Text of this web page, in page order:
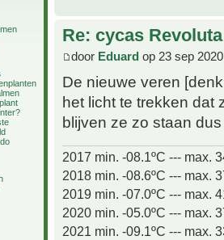
Re: cycas Revoluta
door Eduard op 23 sep
De nieuwe veren
het licht te trekken dat
blijven ze zo staan
2017 min. -08.1ºC --- max.
2018 min. -08.6ºC --- max.
2019 min. -07.0ºC --- max.
2020 min. -05.0ºC --- max.
2021 min. -09.1ºC --- max.